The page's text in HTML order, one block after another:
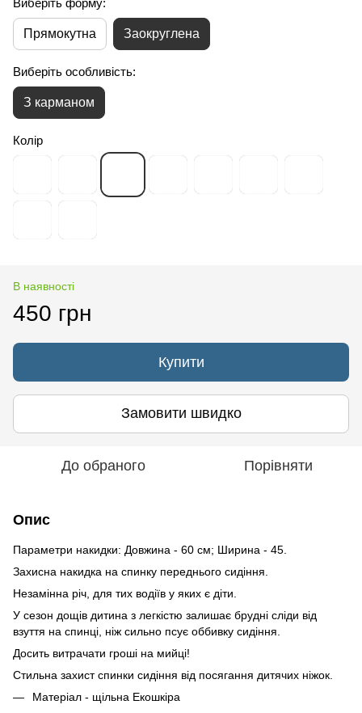
Прямокутна Заокруглена
Виберіть особливість:
З карманом
Колір
В наявності
450 грн
Купити
Замовити швидко
До обраного Порівняти
Опис
Параметри накидки: Довжина - 60 см; Ширина - 45.
Захисна накидка на спинку переднього сидіння.
Незамінна річ, для тих водіїв у яких є діти.
У сезон дощів дитина з легкістю залишає брудні сліди від
взуття на спинці, ніж сильно псує оббивку сидіння.
Досить витрачати гроші на мийці!
Стильна захист спинки сидіння від посягання дитячих ніжок.
Матеріал - щільна Екошкіра